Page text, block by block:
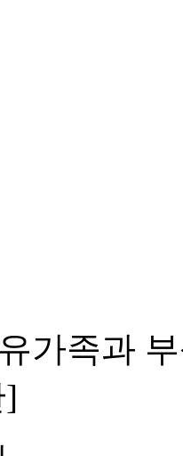
가족과